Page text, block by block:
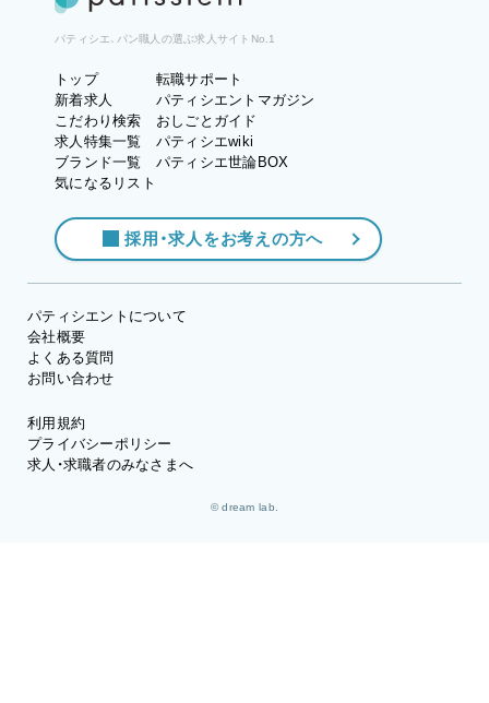
パティシエ、パン職人の選ぶ求人サイトNo.1
トップ
新着求人
こだわり検索
求人特集一覧
ブランド一覧
気になるリスト
転職サポート
パティシエントマガジン
おしごとガイド
パティシエwiki
パティシエ世論BOX
採用・求人をお考えの方へ
パティシエントについて
会社概要
よくある質問
お問い合わせ
利用規約
プライバシーポリシー
求人・求職者のみなさまへ
© dream lab.